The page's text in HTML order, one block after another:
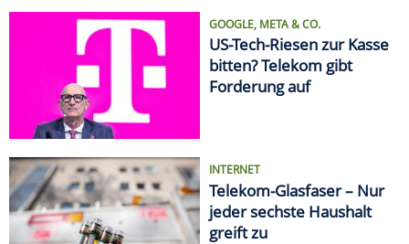
GOOGLE, META & CO.
US-Tech-Riesen zur Kasse
bitten? Telekom gibt
Forderung auf
INTERNET
Telekom-Glasfaser – Nur
jeder sechste Haushalt
greift zu